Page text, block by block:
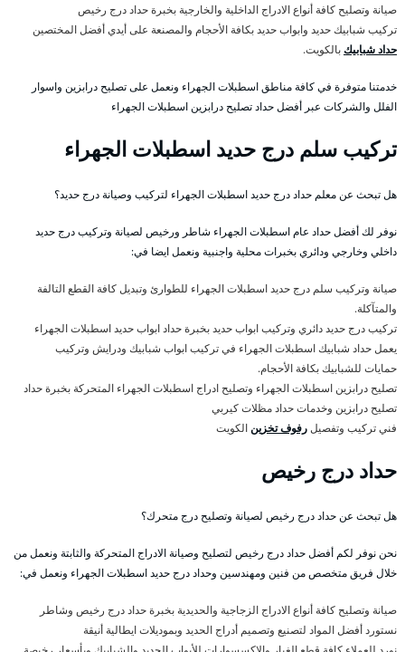
صيانة وتصليح كافة أنواع الادراج الداخلية والخارجية بخبرة حداد درج رخيص
تركيب شبابيك حديد وابواب حديد بكافة الأحجام والمصنعة على أيدي أفضل المختصين
حداد شبابيك بالكويت.
خدمتنا متوفرة في كافة مناطق اسطبلات الجهراء ونعمل على تصليح درابزين واسوار
الفلل والشركات عبر أفضل حداد تصليح درابزين اسطبلات الجهراء
تركيب سلم درج حديد اسطبلات الجهراء
هل تبحث عن معلم حداد درج حديد اسطبلات الجهراء لتركيب وصيانة درج حديد؟
نوفر لك أفضل حداد عام اسطبلات الجهراء شاطر ورخيص لصيانة وتركيب درج حديد
داخلي وخارجي ودائري بخبرات محلية واجنبية ونعمل ايضا في:
صيانة وتركيب سلم درج حديد اسطبلات الجهراء للطوارئ وتبديل كافة القطع التالفة
والمتآكلة.
تركيب درج حديد دائري وتركيب ابواب حديد بخبرة حداد ابواب حديد اسطبلات الجهراء
يعمل حداد شبابيك اسطبلات الجهراء في تركيب ابواب شبابيك ودرايش وتركيب
حمايات للشبابيك بكافة الأحجام.
تصليح درابزين اسطبلات الجهراء وتصليح ادراج اسطبلات الجهراء المتحركة بخبرة حداد
تصليح درابزين وخدمات حداد مظلات كيربي
فني تركيب وتفصيلرفوف تخزينالكويت
حداد درج رخيص
هل تبحث عن حداد درج رخيص لصيانة وتصليح درج متحرك؟
نحن نوفر لكم أفضل حداد درج رخيص لتصليح وصيانة الادراج المتحركة والثابتة ونعمل من
خلال فريق متخصص من فنين ومهندسين وحداد درج حديد اسطبلات الجهراء ونعمل في:
صيانة وتصليح كافة أنواع الادراج الزجاجية والحديدية بخبرة حداد درج رخيص وشاطر
نستورد أفضل المواد لتصنيع وتصميم أدراج الحديد وبموديلات ايطالية أنيقة